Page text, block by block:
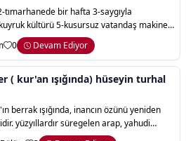
tımarhanede bir hafta 3-saygıyla
kültürü 5-kusursuz vatandaş makinesi
kılavuzu 7-turşucu hurşit 8-yaşamanın
0 Devam Ediyor
( kur'an ışığında) hüseyin turhal
berrak ışığında, inancın özünü yeniden
yüzyıllardır süregelen arap, yahudi
rivayetlerle perdelenmiş olan